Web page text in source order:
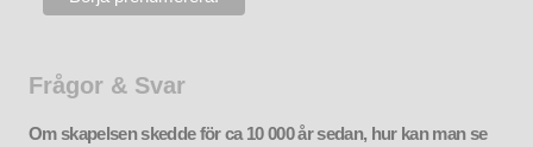
Frågor & Svar
Om skapelsen skedde för ca 10 000 år sedan, hur kan man se